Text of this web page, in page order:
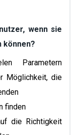
wenn sie
können?
Parametern
Möglichkeit, die
finden
die Richtigkeit